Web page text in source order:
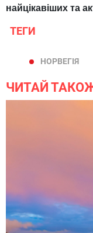
найцікавіших та
ТЕГИ
НОРВЕГІЯ
ЧИТАЙ